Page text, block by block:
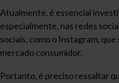
Atualmente, é essencial
especialmente, nas redes
sociais, como o Instagram,
mercado consumidor.
Portanto, é preciso ressaltar